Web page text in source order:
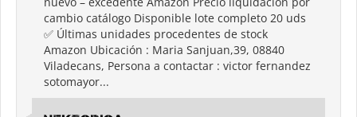
cambio catálogo Disponible lote completo 20 uds
✅ Últimas unidades procedentes de stock
Amazon Ubicación : Maria Sanjuan,39, 08840
Viladecans, Persona a contactar : victor fernandez
sotomayor...